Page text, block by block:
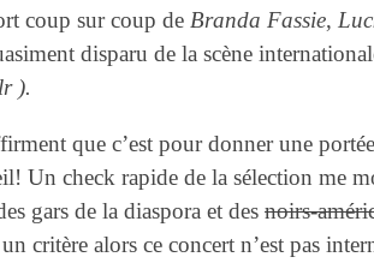
coup sur coup de Branda Fassie,
disparu de la scène
).
que c’est pour donner une portée
Un check rapide de la sélection me
gars de la diaspora et des noirs-
critère alors ce concert n’est pas